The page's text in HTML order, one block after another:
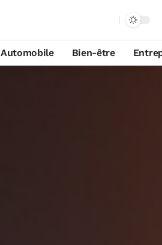
Automobile Bien-être